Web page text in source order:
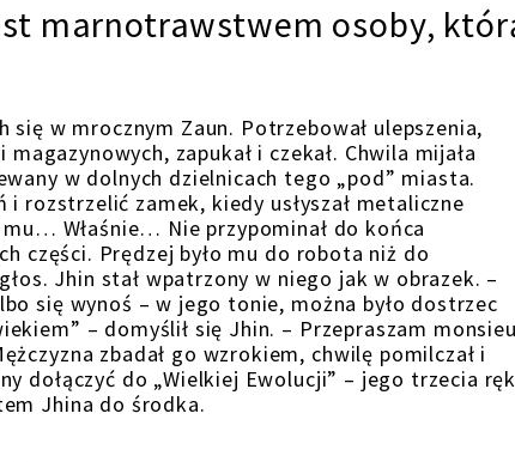
marnotrawstwem osoby,
w mrocznym Zaun. Potrzebował ulepszenia,
zapukał i czekał. Chwila mijała
w dolnych dzielnicach tego „pod” miasta.
i rozstrzelić zamek, kiedy usłyszał metaliczne
Właśnie… Nie przypominał do końca
części. Prędzej było mu do robota niż do
Jhin stał wpatrzony w niego jak w obrazek. –
się wynoś – w jego tonie, można było dostrzec
– domyślił się Jhin. – Przepraszam
zbadał go wzrokiem, chwilę pomilczał i
dołączyć do „Wielkiej Ewolucji” – jego trzecia
Jhina do środka.